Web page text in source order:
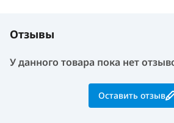
Отзывы
У данного товара пока нет
Оставить отзыв